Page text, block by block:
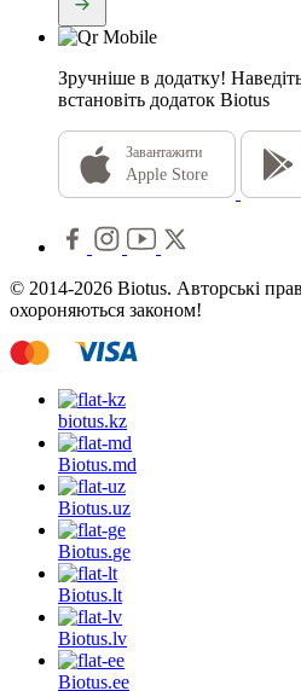
Зручніше в додатку!
встановіть додаток Biotus
Завантажити
Apple Store
© 2014-2026 Biotus. Авторські
охороняються законом!
biotus.kz
Biotus.md
Biotus.uz
Biotus.ge
Biotus.lt
Biotus.lv
Biotus.ee